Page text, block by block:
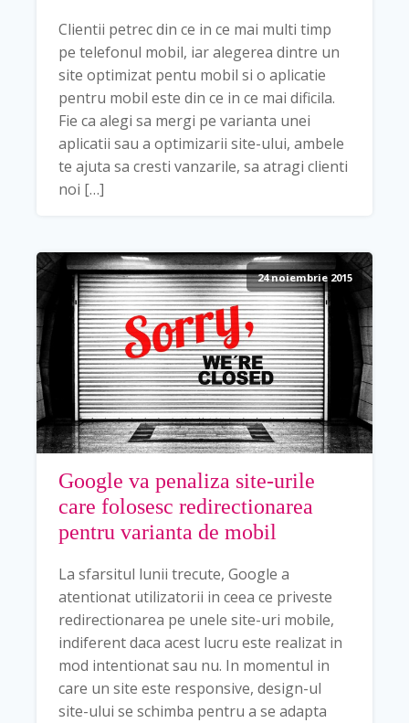
Clientii petrec din ce in ce mai multi timp
pe telefonul mobil, iar alegerea dintre un
site optimizat pentu mobil si o aplicatie
pentru mobil este din ce in ce mai dificila.
Fie ca alegi sa mergi pe varianta unei
aplicatii sau a optimizarii site-ului, ambele
te ajuta sa cresti vanzarile, sa atragi clienti
noi […]
24 noiembrie 2015
Google va penaliza site-urile
care folosesc redirectionarea
pentru varianta de mobil
La sfarsitul lunii trecute, Google a
atentionat utilizatorii in ceea ce priveste
redirectionarea pe unele site-uri mobile,
indiferent daca acest lucru este realizat in
mod intentionat sau nu. In momentul in
care un site este responsive, design-ul
site-ului se schimba pentru a se adapta